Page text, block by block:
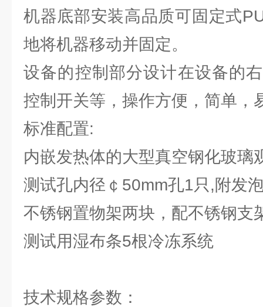
机器底部安装高品质可固定式
地将机器移动并固定。
设备的控制部分设计在设备的
控制开关等，操作方便，简单，
标准配置:
内嵌发热体的大型真空钢化玻璃
测试孔内径￠50mm孔1只,附发
不锈钢置物架两块，配不锈钢支
测试用湿布条5根冷冻系统
技术规格参数：